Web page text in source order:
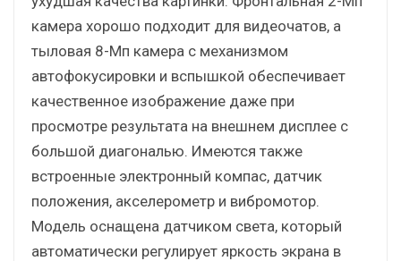
камера хорошо подходит для видеочатов, а
тыловая 8-Мп камера с механизмом
автофокусировки и вспышкой обеспечивает
качественное изображение даже при
просмотре результата на внешнем дисплее с
большой диагональю. Имеются также
встроенные электронный компас, датчик
положения, акселерометр и вибромотор.
Модель оснащена датчиком света, который
автоматически регулирует яркость экрана в